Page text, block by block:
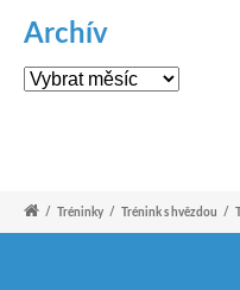
Archív
Archív
/ Tréninky / Trénink s hvězdou /